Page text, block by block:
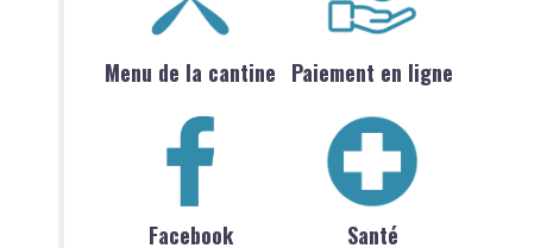
Menu de la cantine Paiement en ligne
Facebook Santé